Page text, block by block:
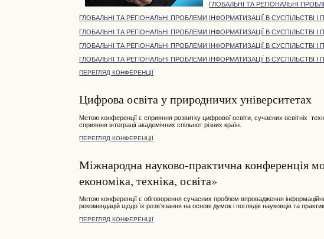
ГЛОБАЛЬНІ ТА РЕГІОНАЛЬНІ
ГЛОБАЛЬНІ ТА РЕГІОНАЛЬНІ ПРОБЛЕМИ ІНФОРМАТИЗАЦІЇ В СУСПІЛЬСТВІ
ГЛОБАЛЬНІ ТА РЕГІОНАЛЬНІ ПРОБЛЕМИ ІНФОРМАТИЗАЦІЇ В СУСПІЛЬСТВІ
ГЛОБАЛЬНІ ТА РЕГІОНАЛЬНІ ПРОБЛЕМИ ІНФОРМАТИЗАЦІЇ В СУСПІЛЬСТВІ
ГЛОБАЛЬНІ ТА РЕГІОНАЛЬНІ ПРОБЛЕМИ ІНФОРМАТИЗАЦІЇ В СУСПІЛЬСТВІ
ПЕРЕГЛЯД КОНФЕРЕНЦІЇ
Цифрова освіта у природничих університетах
Метою конференції є сприяння розвитку цифрової освіти, сучасних освітніх
сприяння інтеграції академічних спільнот різних країн.
ПЕРЕГЛЯД КОНФЕРЕНЦІЇ
Міжнародна науково-практична конференція
економіка, техніка, освіта»
Метою конференції є обговорення сучасних проблем впровадження
рекомендацій щодо їх розв’язання на основі думок і поглядів науковців та
ПЕРЕГЛЯД КОНФЕРЕНЦІЇ